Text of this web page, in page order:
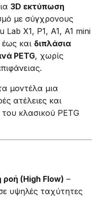
3D εκτύπωση
με σύγχρονους
Lab X1, P1, A1, A1 mini
έως και διπλάσια
PETG, χωρίς
μοντέλα μια
ατέλειες και
κλασικού PETG
ροή (High Flow) –
υψηλές ταχύτητες